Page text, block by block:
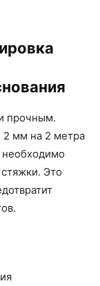
прочным.
2 мм на 2 метра
Это